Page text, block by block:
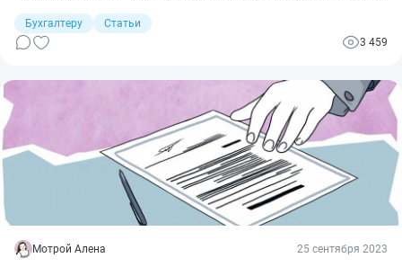
дополнительная обязанность сдавать уведомления об
исчисленных суммах налогов и иных платежей. Расскажем,
нужно ли подавать нулевые уведомления по ЕНП и в каких
Бухгалтеру
Статьи
3 459
Мотрой Алена 25 сентября 2023